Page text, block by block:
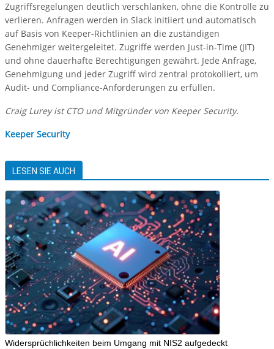
Zugriffsregelungen deutlich verschlanken, ohne die Kontrolle zu
verlieren. Anfragen werden in Slack initiiert und automatisch
auf Basis von Keeper-Richtlinien an die zuständigen
Genehmiger weitergeleitet. Zugriffe werden Just-in-Time (JIT)
und ohne dauerhafte Berechtigungen gewährt. Jede Anfrage,
Genehmigung und jeder Zugriff wird zentral protokolliert, um
Audit- und Compliance-Anforderungen zu erfüllen.
Craig Lurey ist CTO und Mitgründer von Keeper Security.
Keeper Security
LESEN SIE AUCH
Widersprüchlichkeiten beim Umgang mit NIS2 aufgedeckt